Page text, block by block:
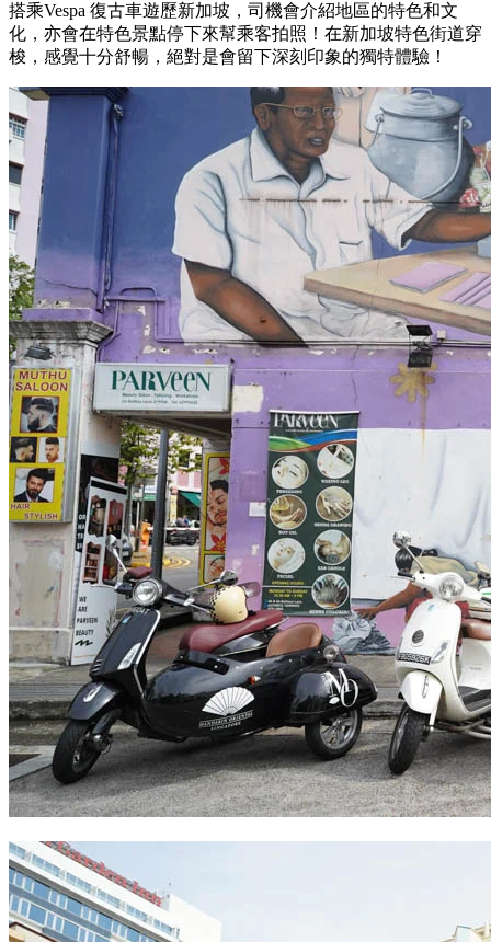
搭乘Vespa 復古車遊歷新加坡，司機會介紹地區的特色和文
化，亦會在特色景點停下來幫乘客拍照！在新加坡特色街道穿
梭，感覺十分舒暢，絕對是會留下深刻印象的獨特體驗！